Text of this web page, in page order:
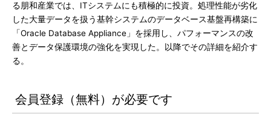
る朋和産業では、ITシステムにも積極的に投資。処理性能が劣化
した大量データを扱う基幹システムのデータベース基盤再構築に
「Oracle Database Appliance」を採用し、パフォーマンスの改
善とデータ保護環境の強化を実現した。以降でその詳細を紹介す
る。
会員登録（無料）が必要です